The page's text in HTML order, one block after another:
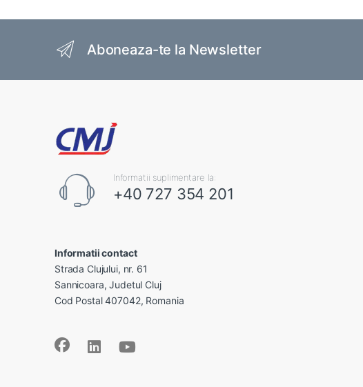
Aboneaza-te la Newsletter
Informatii suplimentare la:
+40 727 354 201
Informatii contact
Strada Clujului, nr. 61
Sannicoara, Judetul Cluj
Cod Postal 407042, Romania